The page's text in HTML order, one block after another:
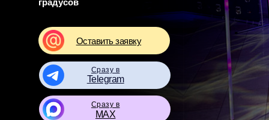
градусов
Telegram
Сразу в
Сразу в
MAX
Оставить заявку